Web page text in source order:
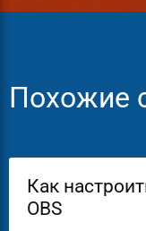
Похожие
Как
OBS